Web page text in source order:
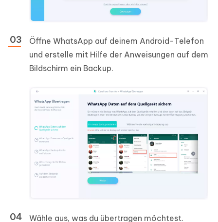
Öffne WhatsApp auf deinem Android-Telefon
und erstelle mit Hilfe der Anweisungen auf dem
Bildschirm ein Backup.
Wähle aus, was du übertragen möchtest.